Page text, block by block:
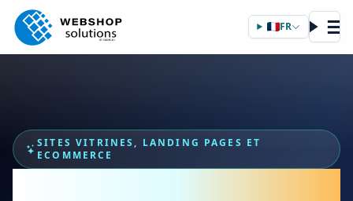
FR ☰
SITES VITRINES, LANDING PAGES ET
ECOMMERCE